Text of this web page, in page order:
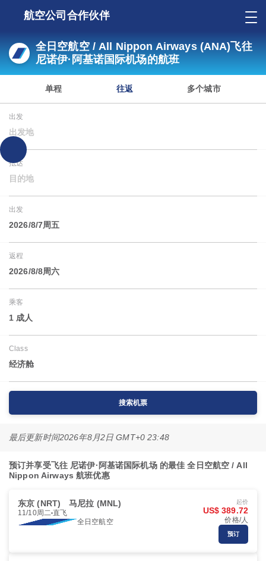
航空公司合作伙伴
全日空航空 / All Nippon Airways (ANA)飞往
尼诺伊·阿基诺国际机场的航班
单程 往返 多个城市
出发
出发地
抵达
目的地
出发
2026/8/7周五
返程
2026/8/8周六
乘客
1 成人
Class
经济舱
搜索机票
最后更新时间2026年8月2日 GMT+0 23:48
预订并享受飞往 尼诺伊·阿基诺国际机场 的最佳 全日空航空 / All
Nippon Airways 航班优惠
东京 (NRT) 马尼拉 (MNL)
11/10周二 直飞
全日空航空
起价
US$ 389.72
价格/人
预订